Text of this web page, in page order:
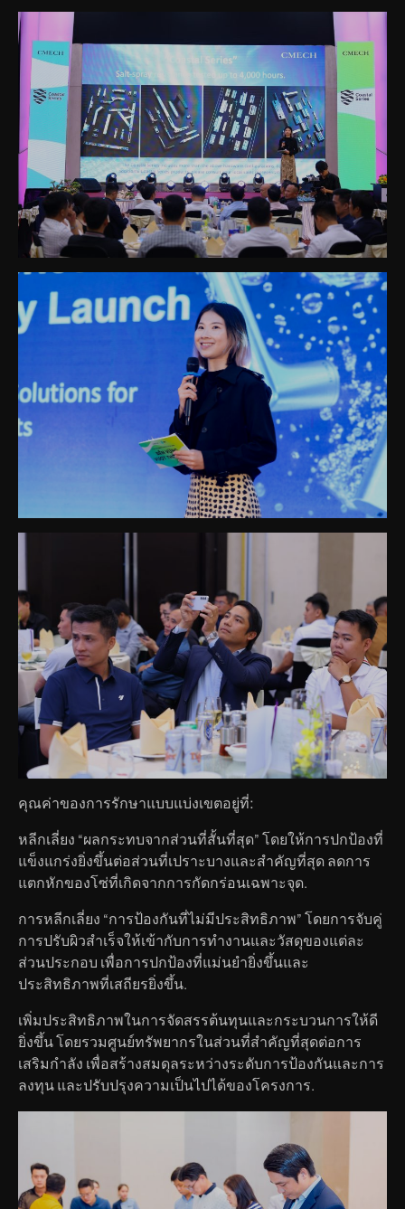
คุณค่าของการรักษาแบบแบ่งเขตอยู่ที่:
หลีกเลี่ยง “ผลกระทบจากส่วนที่สั้นที่สุด” โดยให้การปกป้องที่
แข็งแกร่งยิ่งขึ้นต่อส่วนที่เปราะบางและสำคัญที่สุด ลดการ
แตกหักของโซ่ที่เกิดจากการกัดกร่อนเฉพาะจุด.
การหลีกเลี่ยง “การป้องกันที่ไม่มีประสิทธิภาพ” โดยการจับคู่
การปรับผิวสำเร็จให้เข้ากับการทำงานและวัสดุของแต่ละ
ส่วนประกอบ เพื่อการปกป้องที่แม่นยำยิ่งขึ้นและ
ประสิทธิภาพที่เสถียรยิ่งขึ้น.
เพิ่มประสิทธิภาพในการจัดสรรต้นทุนและกระบวนการให้ดี
ยิ่งขึ้น โดยรวมศูนย์ทรัพยากรในส่วนที่สำคัญที่สุดต่อการ
เสริมกำลัง เพื่อสร้างสมดุลระหว่างระดับการป้องกันและการ
ลงทุน และปรับปรุงความเป็นไปได้ของโครงการ.